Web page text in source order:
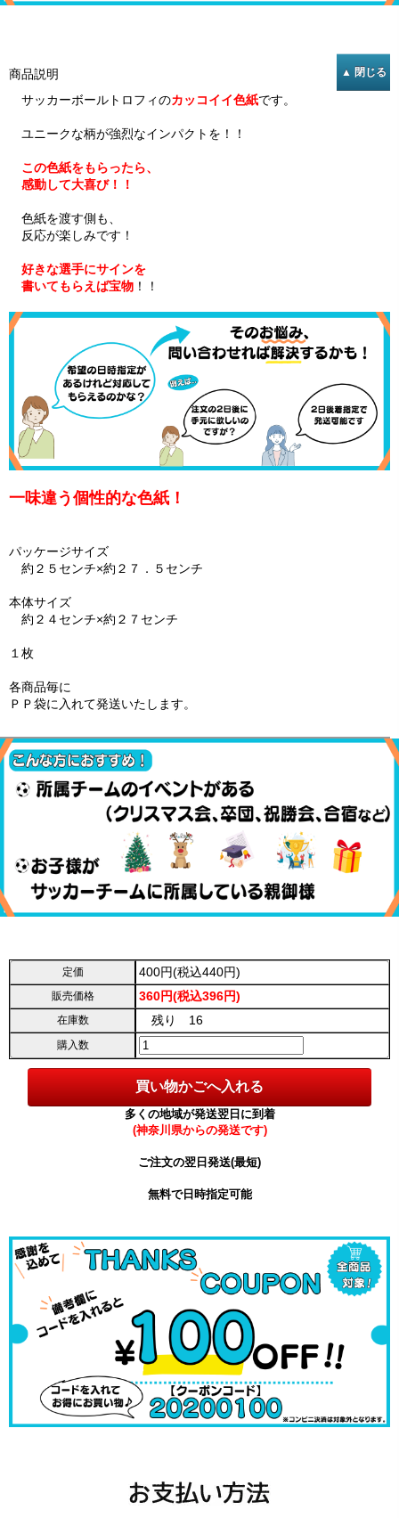
商品説明
サッカーボールトロフィのカッコイイ色紙です。
ユニークな柄が強烈なインパクトを！！
この色紙をもらったら、
感動して大喜び！！
色紙を渡す側も、
反応が楽しみです！
好きな選手にサインを
書いてもらえば宝物 ！！
一味違う個性的な色紙！
パッケージサイズ
約２５センチ×約２７．５センチ
本体サイズ
約２４センチ×約２７センチ
１枚
各商品毎に
ＰＰ袋に入れて発送いたします。
定価 400円(税込440円)
販売価格 360円(税込396円)
在庫数 残り 16
購入数
多くの地域が発送翌日に到着
(神奈川県からの発送です)
ご注文の翌日発送(最短)
無料で日時指定可能